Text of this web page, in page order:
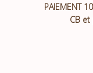
PAIEMENT
CB et